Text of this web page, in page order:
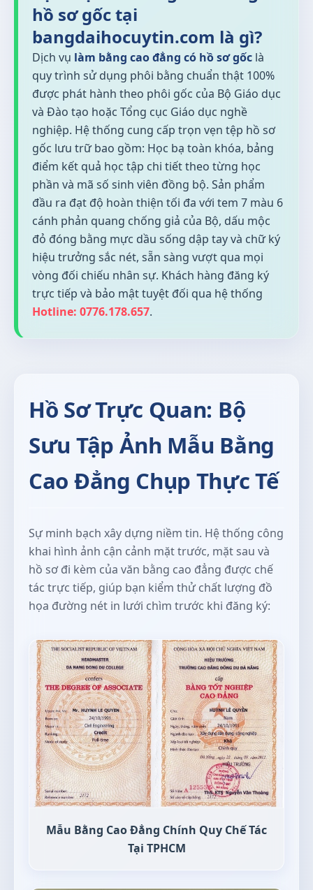
hồ sơ gốc tại
bangdaihocuytin.com là gì?
Dịch vụ làm bằng cao đẳng có hồ sơ gốc là
quy trình sử dụng phôi bằng chuẩn thật 100%
được phát hành theo phôi gốc của Bộ Giáo dục
và Đào tạo hoặc Tổng cục Giáo dục nghề
nghiệp. Hệ thống cung cấp trọn vẹn tệp hồ sơ
gốc lưu trữ bao gồm: Học bạ toàn khóa, bảng
điểm kết quả học tập chi tiết theo từng học
phần và mã số sinh viên đồng bộ. Sản phẩm
đầu ra đạt độ hoàn thiện tối đa với tem 7 màu 6
cánh phản quang chống giả của Bộ, dấu mộc
đỏ đóng bằng mực dầu sống dập tay và chữ ký
hiệu trưởng sắc nét, sẵn sàng vượt qua mọi
vòng đối chiếu nhân sự. Khách hàng đăng ký
trực tiếp và bảo mật tuyệt đối qua hệ thống
Hotline: 0776.178.657.
Hồ Sơ Trực Quan: Bộ
Sưu Tập Ảnh Mẫu Bằng
Cao Đẳng Chụp Thực Tế
Sự minh bạch xây dựng niềm tin. Hệ thống công
khai hình ảnh cận cảnh mặt trước, mặt sau và
hồ sơ đi kèm của văn bằng cao đẳng được chế
tác trực tiếp, giúp bạn kiểm thử chất lượng đồ
họa đường nét in lưới chìm trước khi đăng ký:
Mẫu Bằng Cao Đẳng Chính Quy Chế Tác
Tại TPHCM